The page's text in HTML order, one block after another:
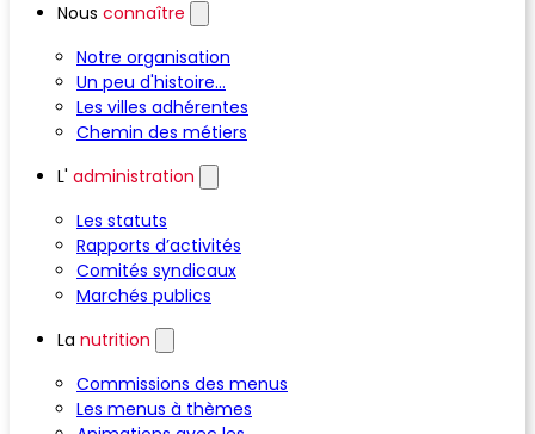
Nous connaître
Notre organisation
Un peu d'histoire...
Les villes adhérentes
Chemin des métiers
L' administration
Les statuts
Rapports d’activités
Comités syndicaux
Marchés publics
La nutrition
Commissions des menus
Les menus à thèmes